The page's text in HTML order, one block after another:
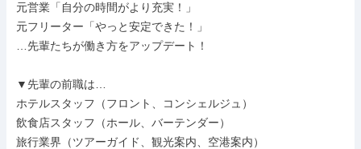
元営業「自分の時間がより充実！」
元フリーター「やっと安定できた！」
…先輩たちが働き方をアップデート！
▼先輩の前職は…
ホテルスタッフ（フロント、コンシェルジュ）
飲食店スタッフ（ホール、バーテンダー）
旅行業界（ツアーガイド、観光案内、空港案内）